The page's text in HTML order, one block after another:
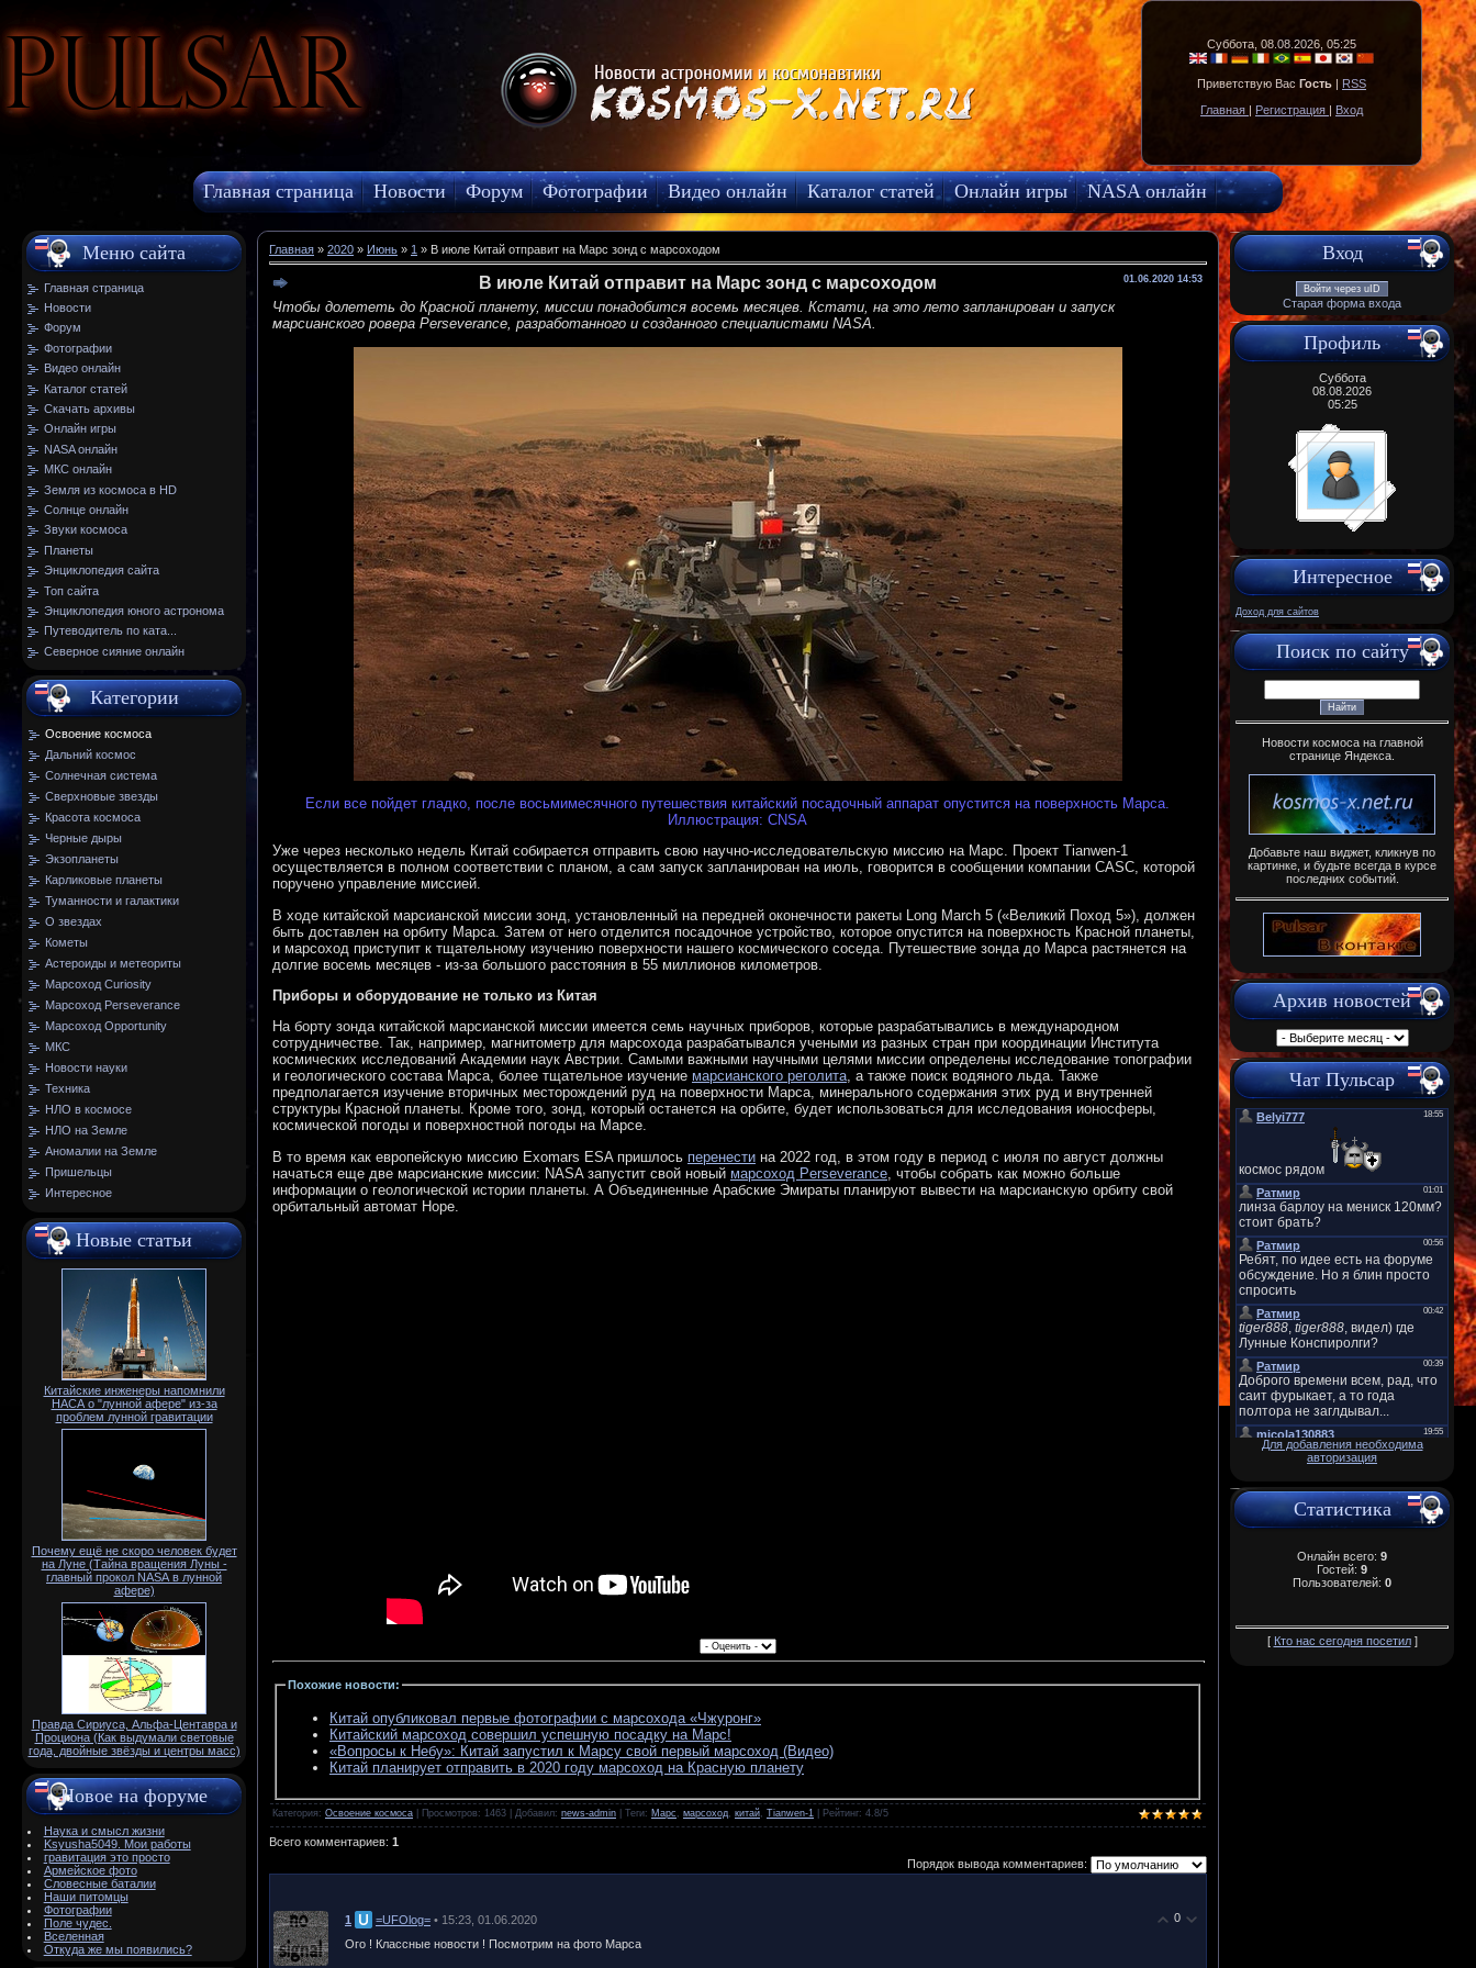
Pulsar Суббота, 08.08.2026, 05:25
Приветствую Вас Гость | RSS
Главная | Регистрация | Вход
Главная страница Новости Форум Фотографии Видео онлайн Каталог статей Онлайн игры
NASA онлайн
МКС онлайн
Меню сайта
Главная страница
Новости
Форум
Фотографии
Видео онлайн
Каталог статей
Скачать архивы
Онлайн игры
NASA онлайн
МКС онлайн
Земля из космоса в HD
Солнце онлайн
Звуки космоса
Планеты
Энциклопедия сайта
Топ сайта
Энциклопедия юного астронома
Путеводитель по ката...
Северное сияние онлайн
Категории
Освоение космоса
Дальний космос
Солнечная система
Сверхновые звезды
Красота космоса
Черные дыры
Экзопланеты
Карликовые планеты
Туманности и галактики
О звездах
Кометы
Астероиды и метеориты
Марсоход Curiosity
Марсоход Perseverance
Марсоход Opportunity
МКС
Новости науки
Техника
НЛО в космосе
НЛО на Земле
Аномалии на Земле
Пришельцы
Интересное
Новые статьи
Китайские инженеры напомнили
НАСА о "лунной афере" из-за
проблем лунной гравитации
Почему ещё не скоро человек будет
на Луне (Тайна вращения Луны -
главный прокол NАSА в лунной
афере)
Правда Сириуса, Альфа-Центавра и
Проциона (Как выдумали световые
года, двойные звёзды и центры масс)
Новое на форуме
Наука и смысл жизни
Ksyusha5049. Мои работы
гравитация это просто
Армейское фото
Словесные баталии
Наши питомцы
Фотографии
Поле чудес.
Вселенная
Откуда же мы появились?
Главная » 2020 » Июнь » 1 » В июле Китай отправит на Марс зонд с марсоходом
01.06.2020 14:53
В июле Китай отправит на Марс зонд с марсоходом
Чтобы долететь до Красной планету, миссии понадобится восемь месяцев. Кстати, на это лето запланирован и запуск
марсианского ровера Perseverance, разработанного и созданного специалистами NASA.
Если все пойдет гладко, после восьмимесячного путешествия китайский посадочный аппарат опустится на поверхность Марса.
Иллюстрация: CNSA
Уже через несколько недель Китай собирается отправить свою научно-исследовательскую миссию на Марс. Проект Tianwen-1
осуществляется в полном соответствии с планом, а сам запуск запланирован на июль, говорится в сообщении компании CASC, которой
поручено управление миссией.
В ходе китайской марсианской миссии зонд, установленный на передней оконечности ракеты Long March 5 («Великий Поход 5»), должен
быть доставлен на орбиту Марса. Затем от него отделится посадочное устройство, которое опустится на поверхность Красной планеты,
и марсоход приступит к тщательному изучению поверхности нашего космического соседа. Путешествие зонда до Марса растянется на
долгие восемь месяцев - из-за большого расстояния в 55 миллионов километров.
Приборы и оборудование не только из Китая
На борту зонда китайской марсианской миссии имеется семь научных приборов, которые разрабатывались в международном
сотрудничестве. Так, например, магнитометр для марсохода разрабатывался учеными из разных стран при координации Института
космических исследований Академии наук Австрии. Самыми важными научными целями миссии определены исследование топографии
и геологического состава Марса, более тщательное изучение марсианского реголита, а также поиск водяного льда. Также
предполагается изучение вторичных месторождений руд на поверхности Марса, минерального содержания этих руд и внутренней
структуры Красной планеты. Кроме того, зонд, который останется на орбите, будет использоваться для исследования ионосферы,
космической погоды и поверхностной погоды на Марсе.
В то время как европейскую миссию Exomars ESA пришлось перенести на 2022 год, в этом году в период с июля по август должны
начаться еще две марсианские миссии: NASA запустит свой новый марсоход Perseverance , чтобы собрать как можно больше
информации о геологической истории планеты. А Объединенные Арабские Эмираты планируют вывести на марсианскую орбиту свой
орбитальный автомат Hope.
Похожие новости:
Китай опубликовал первые фотографии с марсохода «Чжуронг»
Китайский марсоход совершил успешную посадку на Марс!
«Вопросы к Небу»: Китай запустил к Марсу свой первый марсоход (Видео)
Китай планирует отправить в 2020 году марсоход на Красную планету
Категория: Освоение космоса Просмотров: 1463 | Добавил: news-admin Теги: Марс , марсоход, китай, Tianwen-1 Рейтинг: 4.8/5
Всего комментариев: 1
Порядок вывода комментариев:
0
1 =UFOlog= • 15:23, 01.06.2020
Ого ! Классные новости ! Посмотрим на фото Марса
Вход
Войти через uID
Старая форма входа
Профиль
Суббота
08.08.2026
05:25
Интересное
Доход для сайтов
Поиск по сайту
Новости космоса на главной
странице Яндекса.
Добавьте наш виджет, кликнув по
картинке, и будьте всегда в курсе
последних событий.
Архив новостей
Чат Пульсар
Для добавления необходима
авторизация
Статистика
Онлайн всего: 9
Гостей: 9
Пользователей: 0
[ Кто нас сегодня посетил]